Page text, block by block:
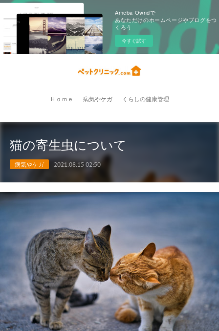
Ameba Owndで
あなただけのホームページやブログをつ
くろう
今すぐ試す
Ｈｏｍｅ 病気やケガ くらしの健康管理
猫の寄生虫について
病気やケガ 2021.08.15 02:50